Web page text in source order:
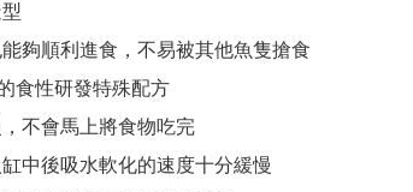
夠順利進食，不易被其他魚隻搶食
食性研發特殊配方
不會馬上將食物吃完
中後吸水軟化的速度十分緩慢